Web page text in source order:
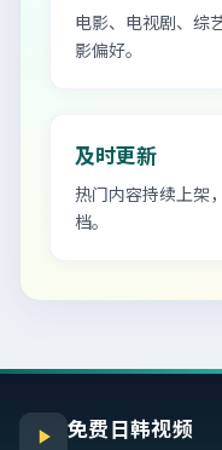
电影、电视剧、综
影偏好。
及时更新
热门内容持续上架
档。
免费日韩视频